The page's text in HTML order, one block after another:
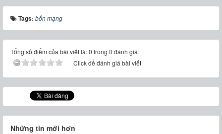
Tags: bổn mạng
Tổng số điểm của bài viết là: 0 trong 0 đánh giá
Click để đánh giá bài viết
Những tin mới hơn